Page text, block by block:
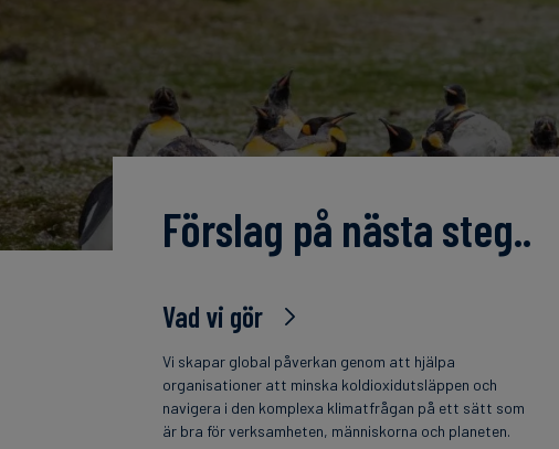
Förslag på nästa steg..
Vad vi gör
Vi skapar global påverkan genom att hjälpa
organisationer att minska koldioxidutsläppen och
navigera i den komplexa klimatfrågan på ett sätt som
är bra för verksamheten, människorna och planeten.